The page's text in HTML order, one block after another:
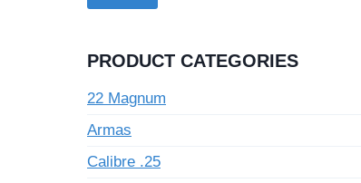
PRODUCT CATEGORIES
22 Magnum
Armas
Calibre .25